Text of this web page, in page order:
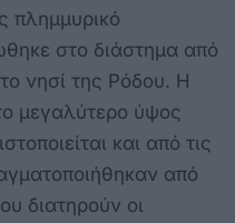
πλημμυρικό
στο διάστημα από
νησί της Ρόδου. Η
μεγαλύτερο ύψος
και από τις
από
διατηρούν οι